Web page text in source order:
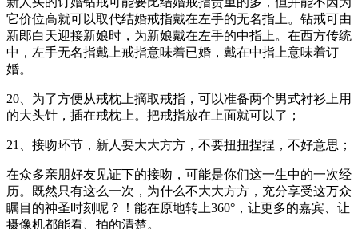
它价位高就可以取代结婚戒指戴在左手的无名指上。钻戒可由
新郎白天迎接新娘时，为新娘戴在左手的中指上。在西方传统
中，左手无名指戴上戒指意味着已婚，戴在中指上意味着订
婚。
20、为了方便从戒枕上摘取戒指，可以准备两个男式衬衫上用
的大头针，插在戒枕上。把戒指放在上面就可以了；
21、接吻环节，新人要大大方方，不要扭扭捏捏，不好意思；
在众多亲朋好友见证下的接吻，可能是你们这一生中的一次经
历。既然只有这么一次，为什么不大大方方，充分享受这万众
瞩目的神圣时刻呢？！能在原地转上360°，让更多的嘉宾、让
摄像机都能看、拍的清楚。